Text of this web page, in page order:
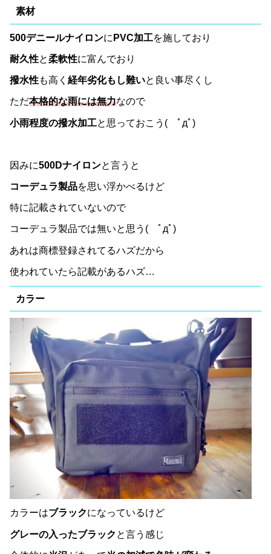
素材
500デニールナイロンに PVC加工を施しており
耐久性と柔軟性に富んでおり
撥水性も高く 経年劣化もし難いと良い事尽くし
ただ本格的な雨には無力なので
小雨程度の撥水加工と思っておこう( ﾟдﾟ)
因みに500Dナイロンと言うと
コーデュラ製品を思い浮かべるけど
特に記載されていないので
コーデュラ製品では無いと思う( ﾟдﾟ)
あれは商標登録されてるハズだから
使われていたら記載があるハズ…
カラー
カラーはブラックになっているけど
グレーの入ったブラック と言う感じ